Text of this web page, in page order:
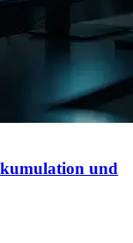
und